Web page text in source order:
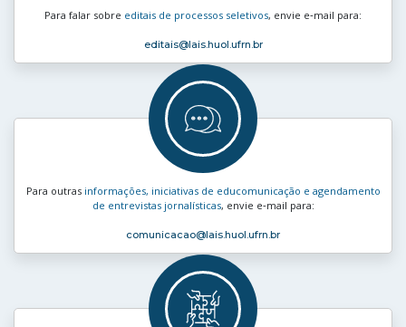
Para falar sobre editais de processos seletivos, envie e‑mail para:
editais@lais.huol.ufrn.br
Para outras informações, iniciativas de educomunicação e agendamento
de entrevistas jornalísticas, envie e‑mail para:
comunicacao@lais.huol.ufrn.br